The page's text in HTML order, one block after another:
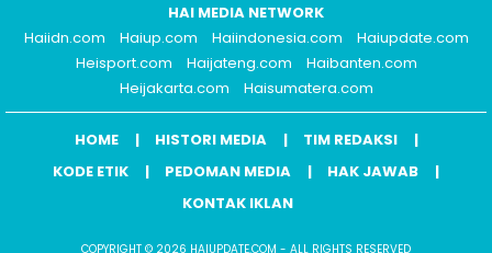
HAI MEDIA NETWORK
Haiidn.com
Haiup.com Haiindonesia.com
Haiupdate.com
Heisport.com
Haijateng.com
Haibanten.com
Heijakarta.com
Haisumatera.com
HOME HISTORI MEDIA
TIM REDAKSI
KODE ETIK
PEDOMAN MEDIA
HAK JAWAB
KONTAK IKLAN
COPYRIGHT © 2026 HAIUPDATE.COM - ALL RIGHTS RESERVED